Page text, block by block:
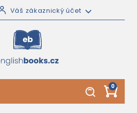
Váš zákaznický účet
0